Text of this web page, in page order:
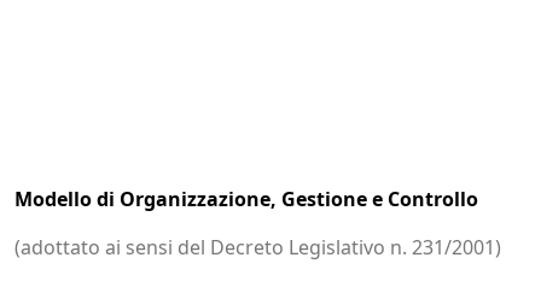
Modello di Organizzazione, Gestione e Controllo
(adottato ai sensi del Decreto Legislativo n. 231/2001)